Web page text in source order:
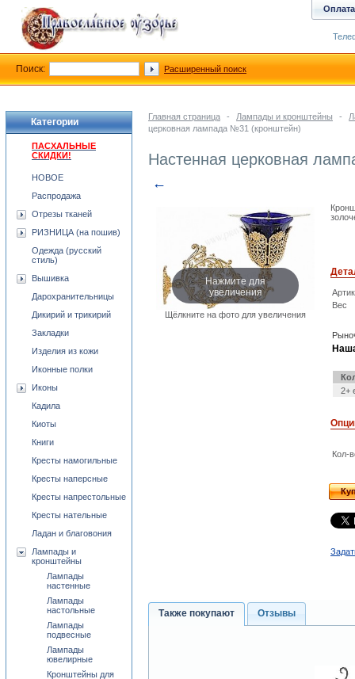
Главная страница - Лампады и кронштейны -
церковная лампада №31 (кронштейн)
Настенная церковная
←
Нажмите для
увеличения
Щёлкните на фото для увеличения
Вес
2+
Кол-
Также покупают Отзывы
Категории
ПАСХАЛЬНЫЕ
СКИДКИ!
НОВОЕ
Распродажа
Отрезы тканей
РИЗНИЦА (на пошив)
Одежда (русский
стиль)
Вышивка
Дарохранительницы
Дикирий и трикирий
Закладки
Изделия из кожи
Иконные полки
Иконы
Кадила
Киоты
Книги
Кресты намогильные
Кресты наперсные
Кресты напрестольные
Кресты нательные
Ладан и благовония
Лампады и
кронштейны
Лампады
настенные
Лампады
настольные
Лампады
подвесные
Лампады
ювелирные
Кронштейны для
Оплата
Поиск: Расширенный поиск